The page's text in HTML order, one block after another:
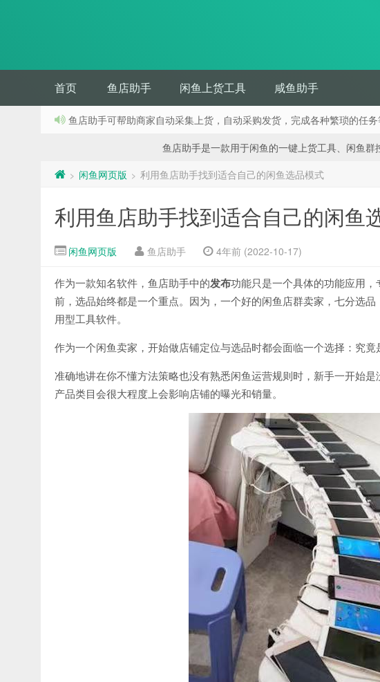
首页 鱼店助手 闲鱼上货工具 咸鱼助手
鱼店助手可帮助商家自动采集上货，自动采购发货，完成各种繁琐的任务
鱼店助手是一款用于闲鱼的一键上货工具、闲鱼
> 闲鱼网页版 > 利用鱼店助手找到适合自己的闲鱼选品模式
利用鱼店助手找到适合自己的闲鱼
闲鱼网页版 鱼店助手 4年前 (2022-10-17)
作为一款知名软件，鱼店助手中的发布功能只是一个具体的功能应用
前，选品始终都是一个重点。因为，一个好的闲鱼店群卖家，七分选
用型工具软件。
作为一个闲鱼卖家，开始做店铺定位与选品时都会面临一个选择：究竟
准确地讲在你不懂方法策略也没有熟悉闲鱼运营规则时，新手一开始
产品类目会很大程度上会影响店铺的曝光和销量。